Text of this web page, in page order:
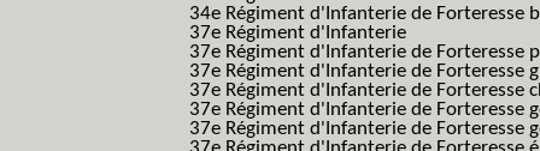
34e Régiment d'Infanterie de Forteresse
37e Régiment d'Infanterie
37e Régiment d'Infanterie de Forteresse
37e Régiment d'Infanterie de Forteresse
37e Régiment d'Infanterie de Forteresse
37e Régiment d'Infanterie de Forteresse
37e Régiment d'Infanterie de Forteresse